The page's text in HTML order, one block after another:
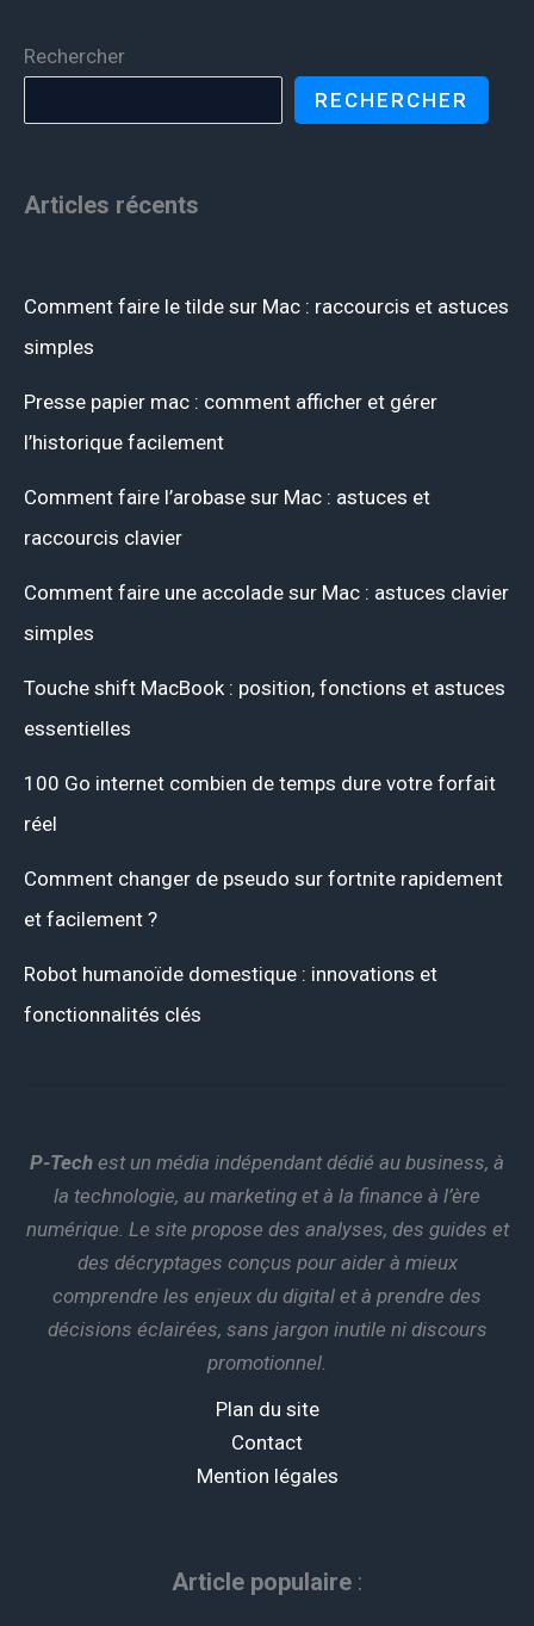
Rechercher
RECHERCHER
Articles récents
Comment faire le tilde sur Mac : raccourcis et astuces
simples
Presse papier mac : comment afficher et gérer
l’historique facilement
Comment faire l’arobase sur Mac : astuces et
raccourcis clavier
Comment faire une accolade sur Mac : astuces clavier
simples
Touche shift MacBook : position, fonctions et astuces
essentielles
100 Go internet combien de temps dure votre forfait
réel
Comment changer de pseudo sur fortnite rapidement
et facilement ?
Robot humanoïde domestique : innovations et
fonctionnalités clés
P-Tech est un média indépendant dédié au business, à
la technologie, au marketing et à la finance à l’ère
numérique. Le site propose des analyses, des guides et
des décryptages conçus pour aider à mieux
comprendre les enjeux du digital et à prendre des
décisions éclairées, sans jargon inutile ni discours
promotionnel.
Plan du site
Contact
Mention légales
Article populaire :